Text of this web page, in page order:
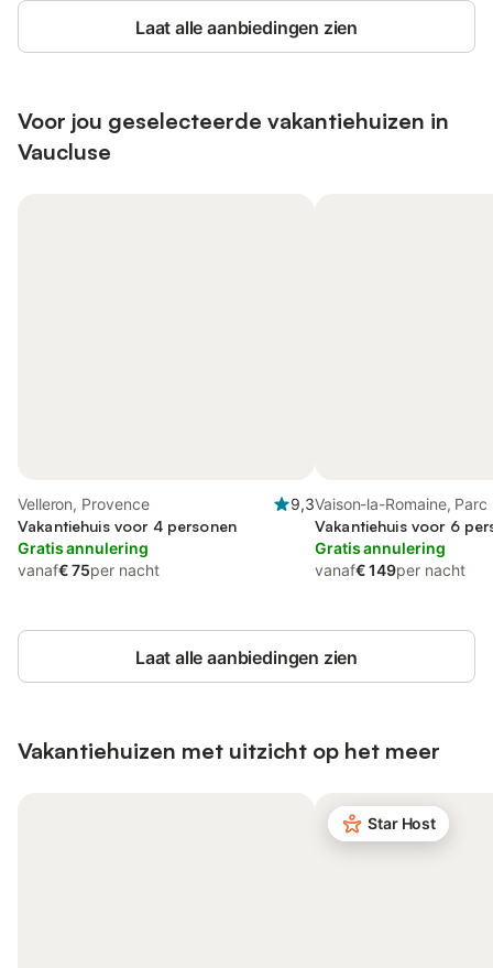
Laat alle aanbiedingen zien
Voor jou geselecteerde vakantiehuizen in
Vaucluse
Velleron, Provence
9,3
Vakantiehuis voor 4 personen
Gratis annulering
vanaf€ 75per nacht
Vaison-la-Romaine, Parc
régional du Mont-
Vakantiehuis voor 6
Gratis annulering
vanaf€ 149per nacht
Laat alle aanbiedingen zien
Vakantiehuizen met uitzicht op het meer
Star Host